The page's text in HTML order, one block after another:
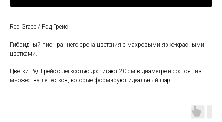
Red Grace / Рэд Грейс
Гибридный пион раннего срока цветения с махровыми ярко-красными
цветками.
Цветки Ред Грейс с легкостью достигают 20 см в диаметре и состоят из
множества лепестков, которые формируют идеальный шар.